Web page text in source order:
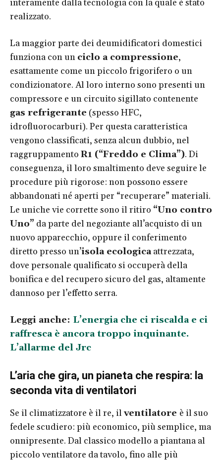
interamente dalla tecnologia con la quale è stato
realizzato.
La maggior parte dei deumidificatori domestici
funziona con un ciclo a compressione,
esattamente come un piccolo frigorifero o un
condizionatore. Al loro interno sono presenti un
compressore e un circuito sigillato contenente
gas refrigerante (spesso HFC,
idrofluorocarburi). Per questa caratteristica
vengono classificati, senza alcun dubbio, nel
raggruppamento R1 (“Freddo e Clima”). Di
conseguenza, il loro smaltimento deve seguire le
procedure più rigorose: non possono essere
abbandonati né aperti per “recuperare” materiali.
Le uniche vie corrette sono il ritiro “Uno contro
Uno” da parte del negoziante all’acquisto di un
nuovo apparecchio, oppure il conferimento
diretto presso un’isola ecologicaattrezzata,
dove personale qualificato si occuperà della
bonifica e del recupero sicuro del gas, altamente
dannoso per l’effetto serra.
Leggi anche: L’energia che ci riscalda e ci
raffresca è ancora troppo inquinante.
L’allarme del Jrc
L’aria che gira, un pianeta che respira: la
seconda vita di ventilatori
Se il climatizzatore è il re, ilventilatore è il suo
fedele scudiero: più economico, più semplice, ma
onnipresente. Dal classico modello a piantana al
piccolo ventilatore da tavolo, fino alle più